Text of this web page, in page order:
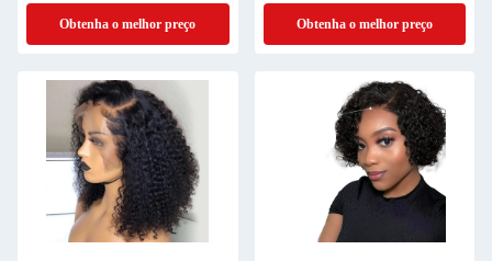
onda
Obtenha o melhor preço
Densidade 180%.
Obtenha o melhor preço